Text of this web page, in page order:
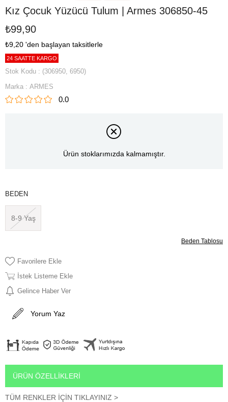
Kız Çocuk Yüzücü Tulum | Armes 306850-45
₺99,90
₺9,20 'den başlayan taksitlerle
24 SAATTE KARGO
Stok Kodu
(306950, 6950)
Marka : ARMES
0.0
Ürün stoklarımızda kalmamıştır.
BEDEN
8-9 Yaş
Beden Tablosu
Favorilere Ekle
İstek Listeme Ekle
Gelince Haber Ver
Yorum Yaz
ÜRÜN ÖZELLIKLERI
TÜM RENKLER İÇİN TIKLAYINIZ >